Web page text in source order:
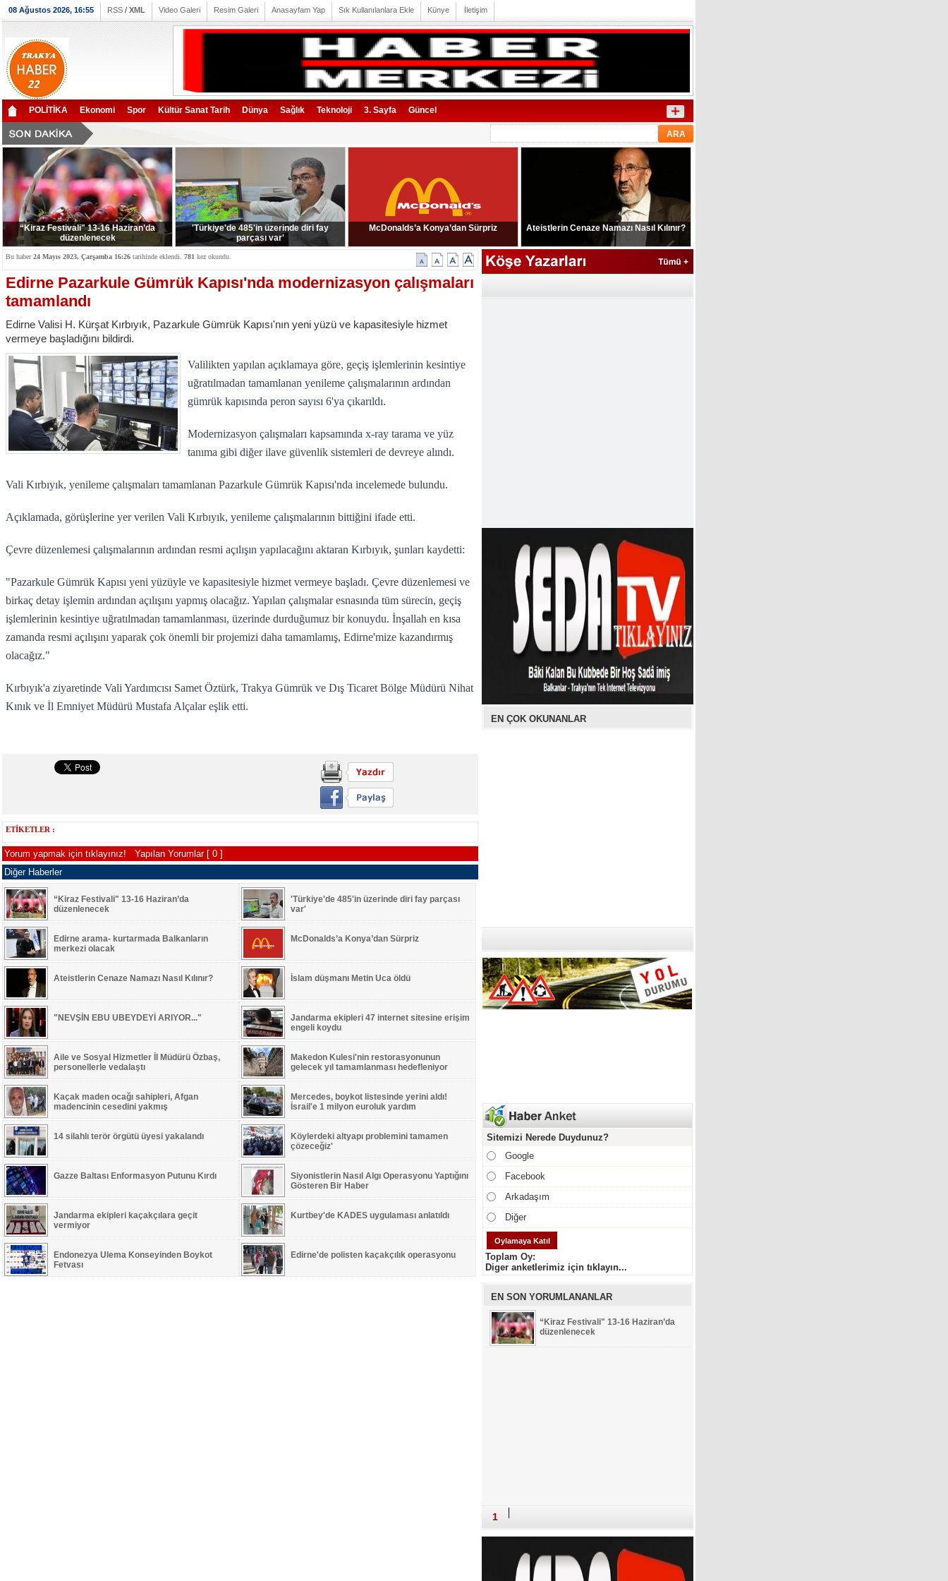
08 Ağustos 2026, 16:55 RSS / XML Video Galeri Resim Galeri Anasayfam Yap Sık Kullanılanlara Ekle Künye İletişim
POLİTİKA Ekonomi Spor Kültür Sanat Tarih Dünya Sağlık Teknoloji 3. Sayfa Güncel
“Kiraz Festivali" 13-16 Haziran’da
düzenlenecek
'Türkiye'de 485'in üzerinde diri fay
parçası var'
McDonalds’a Konya’dan Sürpriz Ateistlerin Cenaze Namazı Nasıl Kılınır?
Bu haber24 Mayıs 2023, Çarşamba 16:26 tarihinde eklendi. 781 kez okundu.
Edirne Pazarkule Gümrük Kapısı'nda modernizasyon çalışmaları
tamamlandı
Edirne Valisi H. Kürşat Kırbıyık, Pazarkule Gümrük Kapısı'nın yeni yüzü ve kapasitesiyle hizmet
vermeye başladığını bildirdi.
Valilikten yapılan açıklamaya göre, geçiş işlemlerinin kesintiye
uğratılmadan tamamlanan yenileme çalışmalarının ardından
gümrük kapısında peron sayısı 6'ya çıkarıldı.
Modernizasyon çalışmaları kapsamında x-ray tarama ve yüz
tanıma gibi diğer ilave güvenlik sistemleri de devreye alındı.
Vali Kırbıyık, yenileme çalışmaları tamamlanan Pazarkule Gümrük Kapısı'nda incelemede bulundu.
Açıklamada, görüşlerine yer verilen Vali Kırbıyık, yenileme çalışmalarının bittiğini ifade etti.
Çevre düzenlemesi çalışmalarının ardından resmi açılışın yapılacağını aktaran Kırbıyık, şunları kaydetti:
"Pazarkule Gümrük Kapısı yeni yüzüyle ve kapasitesiyle hizmet vermeye başladı. Çevre düzenlemesi ve
birkaç detay işlemin ardından açılışını yapmış olacağız. Yapılan çalışmalar esnasında tüm sürecin, geçiş
işlemlerinin kesintiye uğratılmadan tamamlanması, üzerinde durduğumuz bir konuydu. İnşallah en kısa
zamanda resmi açılışını yaparak çok önemli bir projemizi daha tamamlamış, Edirne'mize kazandırmış
olacağız."
Kırbıyık'a ziyaretinde Vali Yardımcısı Samet Öztürk, Trakya Gümrük ve Dış Ticaret Bölge Müdürü Nihat
Kınık ve İl Emniyet Müdürü Mustafa Alçalar eşlik etti.
ETİKETLER :
Yorum yapmak için tıklayınız!
Yapılan Yorumlar [ 0 ]
Diğer Haberler
“Kiraz Festivali" 13-16 Haziran’da
düzenlenecek
'Türkiye'de 485'in üzerinde diri fay parçası
var'
Edirne arama- kurtarmada Balkanların
merkezi olacak
McDonalds’a Konya’dan Sürpriz
Ateistlerin Cenaze Namazı Nasıl Kılınır? İslam düşmanı Metin Uca öldü
"NEVŞİN EBU UBEYDEYİ ARIYOR..."
Jandarma ekipleri 47 internet sitesine erişim
engeli koydu
Aile ve Sosyal Hizmetler İl Müdürü Özbaş,
personellerle vedalaştı
Makedon Kulesi'nin restorasyonunun
gelecek yıl tamamlanması hedefleniyor
Kaçak maden ocağı sahipleri, Afgan
madencinin cesedini yakmış
Mercedes, boykot listesinde yerini aldı!
İsrail'e 1 milyon euroluk yardım
14 silahlı terör örgütü üyesi yakalandı
Köylerdeki altyapı problemini tamamen
çözeceğiz'
Gazze Baltası Enformasyon Putunu Kırdı
Siyonistlerin Nasıl Algı Operasyonu Yaptığını
Gösteren Bir Haber
Jandarma ekipleri kaçakçılara geçit
vermiyor
Kurtbey'de KADES uygulaması anlatıldı
Endonezya Ulema Konseyinden Boykot
Fetvası
Edirne'de polisten kaçakçılık operasyonu
EN ÇOK OKUNANLAR
Sitemizi Nerede Duydunuz?
Google
Facebook
Arkadaşım
Diğer
Toplam Oy:
Diger anketlerimiz için tıklayın...
EN SON YORUMLANANLAR
“Kiraz Festivali" 13-16 Haziran’da
düzenlenecek
1